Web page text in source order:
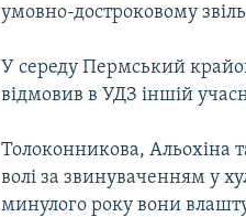
умовно-достроковому
У середу Пермський
відмовив в УДЗ іншій
Толоконникова, Альохіна
волі за звинуваченням у
минулого року вони